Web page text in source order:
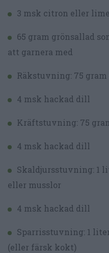
3 msk citron eller
65 gram grönsallad
att garnera med
Räkstuvning: 75
4 msk hackad dill
Kräftstuvning: 75
4 msk hackad dill
Skaldjursstuvning: 1
eller musslor
4 msk hackad dill
Sparrisstuvning: 1
(eller färsk kokt)